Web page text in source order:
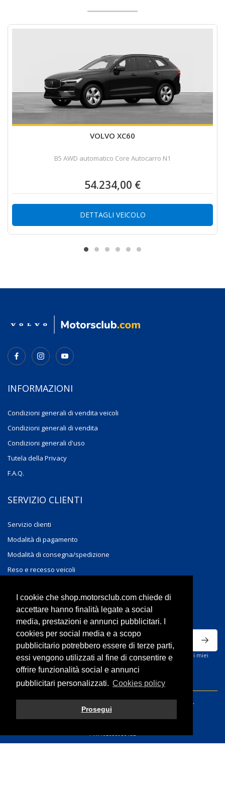
I cookie che shop.motorsclub.com chiede di
accettare hanno finalità legate a social
media, prestazioni e annunci pubblicitari. I
cookies per social media e a scopo
pubblicitario potrebbero essere di terze parti,
essi vengono utilizzati al fine di consentire e
offrire funzionalità social e annunci
pubblicitari personalizzati. Cookies policy
Prosegui
VOLVO XC60
B5 AWD automatico Core Autocarro N1
54.234,00 €
DETTAGLI VEICOLO
INFORMAZIONI
Condizioni generali di vendita veicoli
Condizioni generali di vendita
Condizioni generali d'uso
Tutela della Privacy
F.A.Q.
SERVIZIO CLIENTI
Servizio clienti
Modalità di pagamento
Modalità di consegna/spedizione
Reso e recesso veicoli
ISCRIVITI ALLA NEWSLETTER
Ho letto la privacy policy del sito e acconsento al trattamento dei miei
dati personali per ricevere comunicazioni commerciali.
© 2026 Volvo Motorsclub S.r.l. - All rights reserved.
P.IVA 02658930132